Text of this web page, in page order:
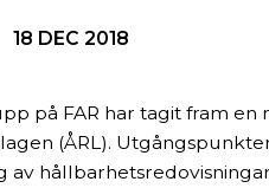
18 DEC 2018
på FAR har tagit fram
(ÅRL).